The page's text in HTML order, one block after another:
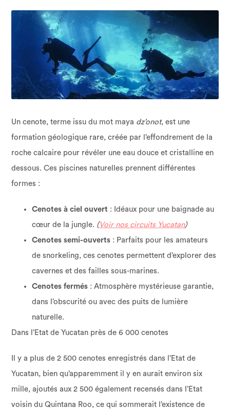
Un cenote, terme issu du mot maya dz’onot, est une
formation géologique rare, créée par l’effondrement de la
roche calcaire pour révéler une eau douce et cristalline en
dessous. Ces piscines naturelles prennent différentes
formes :
Cenotes à ciel ouvert : Idéaux pour une baignade au
cœur de la jungle. (Voir nos circuits Yucatan)
Cenotes semi-ouverts : Parfaits pour les amateurs
de snorkeling, ces cenotes permettent d’explorer des
cavernes et des failles sous-marines.
Cenotes fermés : Atmosphère mystérieuse garantie,
dans l’obscurité ou avec des puits de lumière
naturelle.
Dans l’Etat de Yucatan près de 6 000 cenotes
Il y a plus de 2 500 cenotes enregistrés dans l’Etat de
Yucatan, bien qu’apparemment il y en aurait environ six
mille, ajoutés aux 2 500 également recensés dans l’Etat
voisin du Quintana Roo, ce qui sommerait l’existence de